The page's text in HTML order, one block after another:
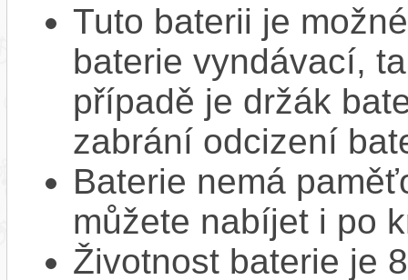
Tuto baterii je
baterie vyndávací,
případě je držák
zabrání odcizení
Baterie nemá
můžete nabíjet i po
Životnost baterie je